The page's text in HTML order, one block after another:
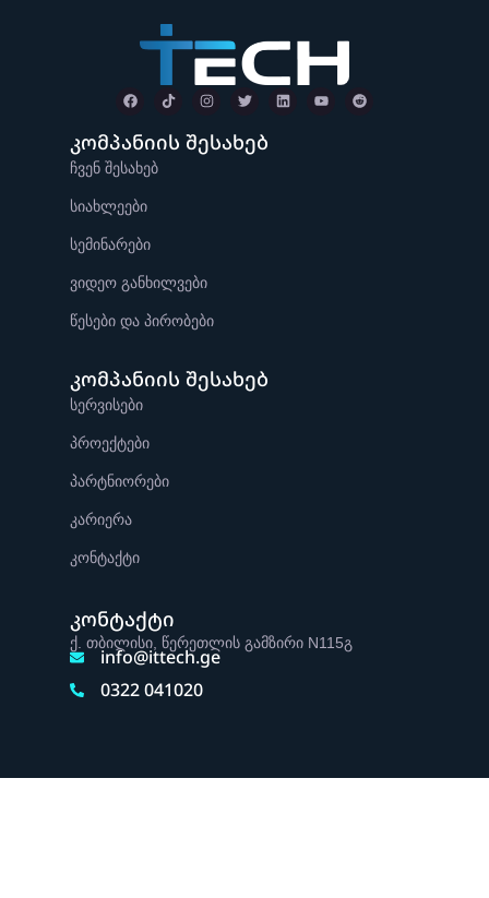
კომპანიის შესახებ
ჩვენ შესახებ
სიახლეები
სემინარები
ვიდეო განხილვები
წესები და პირობები
კომპანიის შესახებ
სერვისები
პროექტები
პარტნიორები
კარიერა
კონტაქტი
კონტაქტი
ქ. თბილისი, წერეთლის გამზირი N115გ
info@ittech.ge
0322 041020